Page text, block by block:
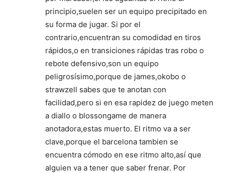
principio,suelen ser un equipo precipitado en
su forma de jugar. Si por el
contrario,encuentran su comodidad en tiros
rápidos,o en transiciones rápidas tras robo o
rebote defensivo,son un equipo
peligrosísimo,porque de james,okobo o
strawzell sabes que te anotan con
facilidad,pero si en esa rapidez de juego meten
a diallo o blossongame de manera
anotadora,estas muerto. El ritmo va a ser
clave,porque el barcelona tambien se
encuentra cómodo en ese ritmo alto,así que
alguien va a tener que saber frenar. Por